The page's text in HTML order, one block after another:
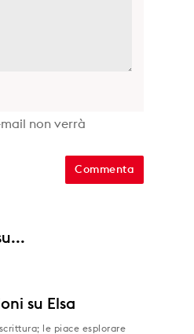
non verrà
su Elsa
le piace esplorare